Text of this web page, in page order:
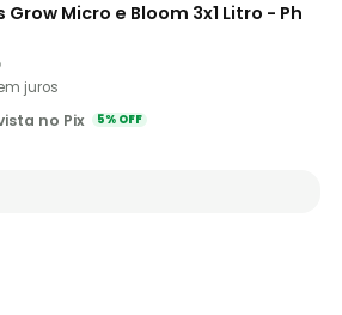
Micro e Bloom 3x1 Litro - Ph
juros
no Pix 5% OFF